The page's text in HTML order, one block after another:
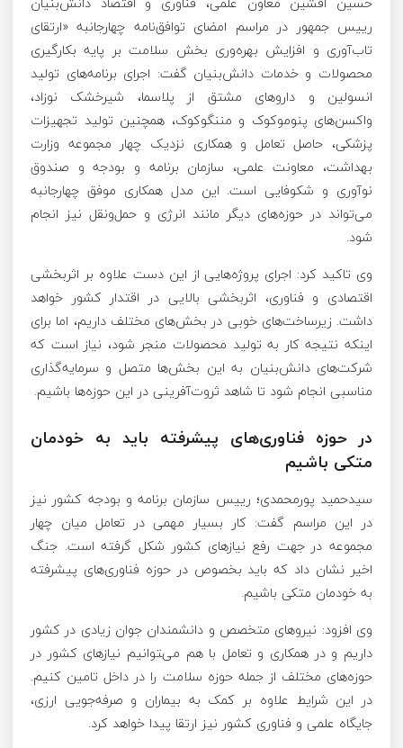
رییس جمهور در مراسم امضای توافق‌نامه چهارجانبه «ارتقای
تاب‌آوری و افزایش بهره‌وری بخش سلامت بر پایه بکارگیری
محصولات و خدمات دانش‌بنیان گفت: اجرای برنامه‌های تولید
انسولین و داروهای مشتق از پلاسما، شیرخشک نوزاد،
واکسن‌های پنوموکوک و مننگوکوک، همچنین تولید تجهیزات
پزشکی، حاصل تعامل و همکاری نزدیک چهار مجموعه وزارت
بهداشت، معاونت علمی، سازمان برنامه و بودجه و صندوق
نوآوری و شکوفایی است. این مدل همکاری موفق چهارجانبه
می‌تواند در حوزه‌های دیگر مانند انرژی و حمل‌ونقل نیز انجام
شود.
وی تاکید کرد: اجرای پروژه‌هایی از این دست علاوه بر اثربخشی
اقتصادی و فناوری، اثربخشی بالایی در اقتدار کشور خواهد
داشت. زیرساخت‌‎های خوبی در بخش‌های مختلف داریم، اما برای
اینکه نتیجه کار به تولید محصولات منجر شود، نیاز است که
شرکت‌های دانش‌بنیان به این بخش‌ها متصل و سرمایه‌گذاری
مناسبی انجام شود تا شاهد ثروت‌آفرینی در این حوزه‌ها باشیم.
در حوزه‌ فناوری‌های پیشرفته باید به خودمان
متکی باشیم
سیدحمید پورمحمدی؛ رییس سازمان برنامه و بودجه کشور نیز
در این مراسم گفت: کار بسیار مهمی در تعامل میان چهار
مجموعه در جهت رفع نیازهای کشور شکل گرفته است. جنگ
اخیر نشان داد که باید بخصوص در حوزه‌ فناوری‌های پیشرفته
به خودمان متکی باشیم.
وی افزود: نیروهای متخصص و دانشمندان جوان زیادی در کشور
داریم و در همکاری و تعامل با هم می‌‍توانیم نیازهای کشور در
حوزه‌‌های مختلف از جمله حوزه سلامت را در داخل تامین کنیم.
در این شرایط علاوه بر کمک به بیماران و صرفه‌جویی ارزی،
جایگاه علمی و فناوری کشور نیز ارتقا پیدا خواهد کرد.